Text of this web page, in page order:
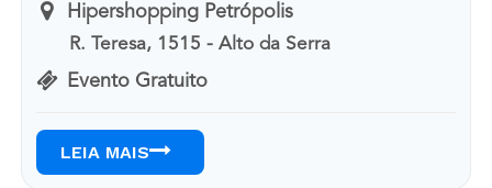
Hipershopping Petrópolis
R. Teresa, 1515 - Alto da Serra
Evento Gratuito
LEIA MAIS